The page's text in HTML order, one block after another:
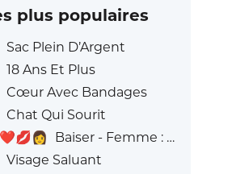
plus populaires
Sac Plein D’Argent
18 Ans Et Plus
Cœur Avec Bandages
Chat Qui Sourit
Baiser - Femme : Peau claire, Femme: Sans Teint
Visage Saluant